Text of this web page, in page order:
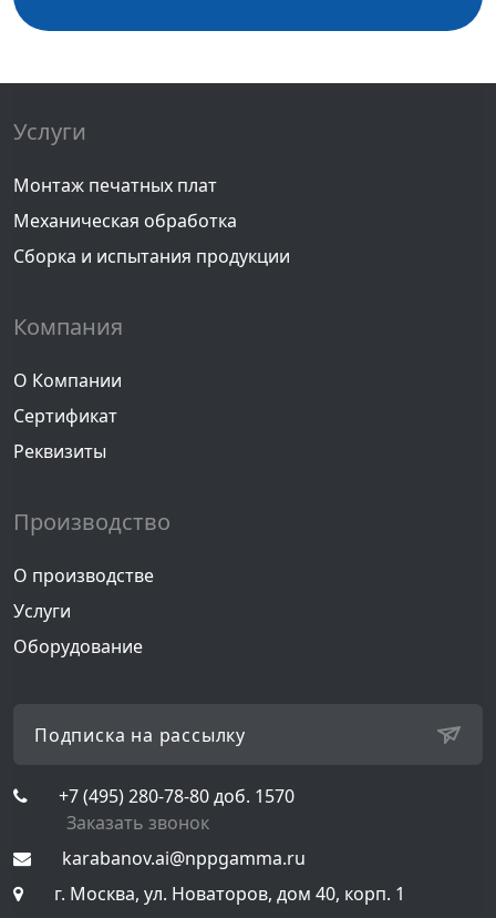
Услуги
Монтаж печатных плат
Механическая обработка
Сборка и испытания продукции
Компания
О Компании
Сертификат
Реквизиты
Производство
О производстве
Услуги
Оборудование
Подписка на рассылку
+7 (495) 280-78-80 доб. 1570
Заказать звонок
karabanov.ai@nppgamma.ru
г. Москва, ул. Новаторов, дом 40, корп. 1